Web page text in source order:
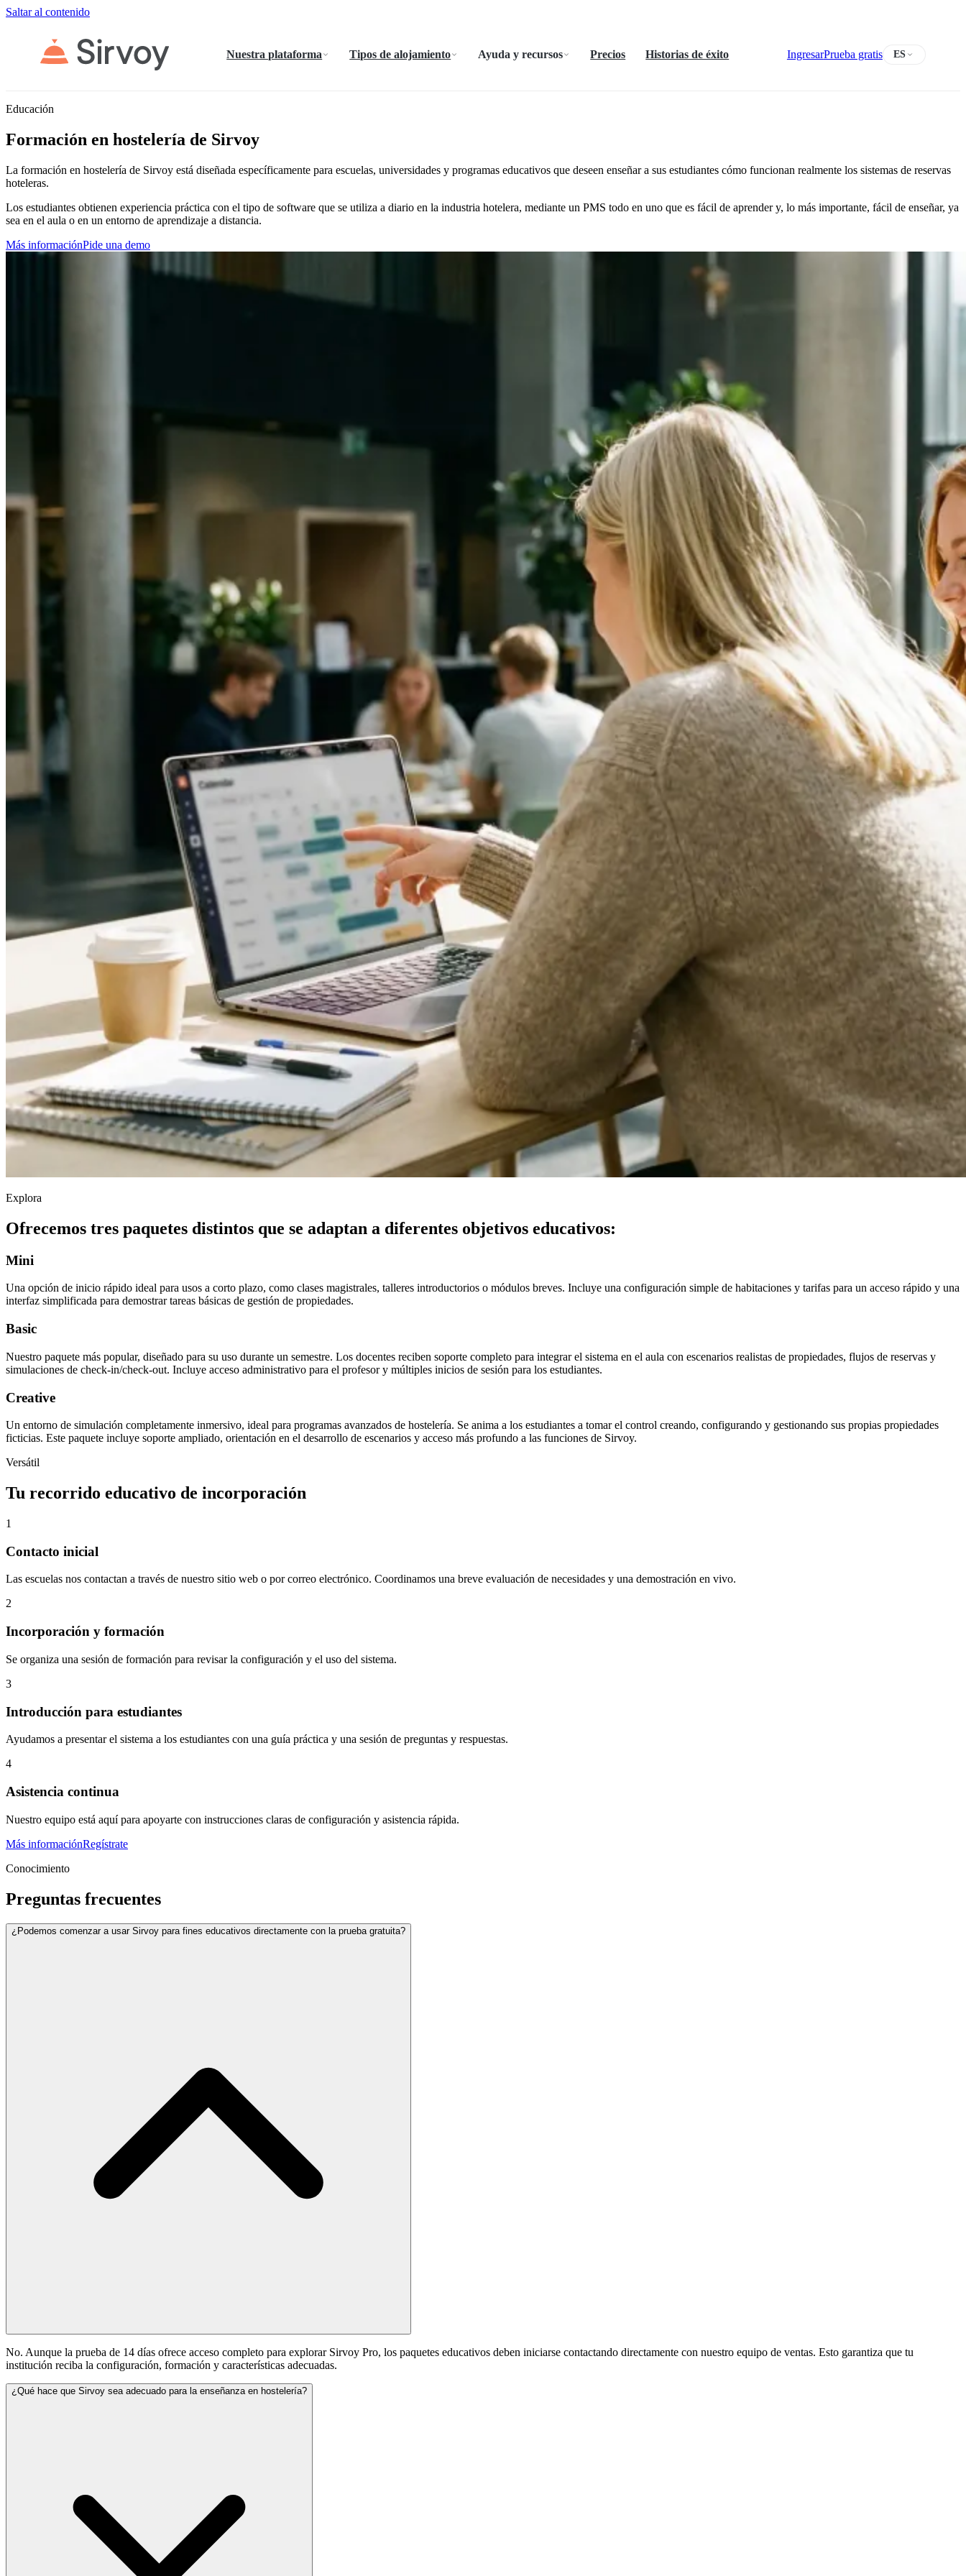
Saltar al contenido
Nuestra plataforma Tipos de alojamiento Ayuda y recursos Precios Historias de éxito IngresarPrueba gratis ES
Educación
Formación en hostelería de Sirvoy
La formación en hostelería de Sirvoy está diseñada específicamente para escuelas, universidades y programas educativos que deseen enseñar a sus estudiantes cómo funcionan realmente los sistemas de reservas
hoteleras.
Los estudiantes obtienen experiencia práctica con el tipo de software que se utiliza a diario en la industria hotelera, mediante un PMS todo en uno que es fácil de aprender y, lo más importante, fácil de enseñar, ya
sea en el aula o en un entorno de aprendizaje a distancia.
Más informaciónPide una demo
Explora
Ofrecemos tres paquetes distintos que se adaptan a diferentes objetivos educativos:
Mini
Una opción de inicio rápido ideal para usos a corto plazo, como clases magistrales, talleres introductorios o módulos breves. Incluye una configuración simple de habitaciones y tarifas para un acceso rápido y una
interfaz simplificada para demostrar tareas básicas de gestión de propiedades.
Basic
Nuestro paquete más popular, diseñado para su uso durante un semestre. Los docentes reciben soporte completo para integrar el sistema en el aula con escenarios realistas de propiedades, flujos de reservas y
simulaciones de check-in/check-out. Incluye acceso administrativo para el profesor y múltiples inicios de sesión para los estudiantes.
Creative
Un entorno de simulación completamente inmersivo, ideal para programas avanzados de hostelería. Se anima a los estudiantes a tomar el control creando, configurando y gestionando sus propias propiedades
ficticias. Este paquete incluye soporte ampliado, orientación en el desarrollo de escenarios y acceso más profundo a las funciones de Sirvoy.
Versátil
Tu recorrido educativo de incorporación
1
Contacto inicial
Las escuelas nos contactan a través de nuestro sitio web o por correo electrónico. Coordinamos una breve evaluación de necesidades y una demostración en vivo.
2
Incorporación y formación
Se organiza una sesión de formación para revisar la configuración y el uso del sistema.
3
Introducción para estudiantes
Ayudamos a presentar el sistema a los estudiantes con una guía práctica y una sesión de preguntas y respuestas.
4
Asistencia continua
Nuestro equipo está aquí para apoyarte con instrucciones claras de configuración y asistencia rápida.
Más informaciónRegístrate
Conocimiento
Preguntas frecuentes
¿Podemos comenzar a usar Sirvoy para fines educativos directamente con la prueba gratuita?
No. Aunque la prueba de 14 días ofrece acceso completo para explorar Sirvoy Pro, los paquetes educativos deben iniciarse contactando directamente con nuestro equipo de ventas. Esto garantiza que tu
institución reciba la configuración, formación y características adecuadas.
¿Qué hace que Sirvoy sea adecuado para la enseñanza en hostelería?